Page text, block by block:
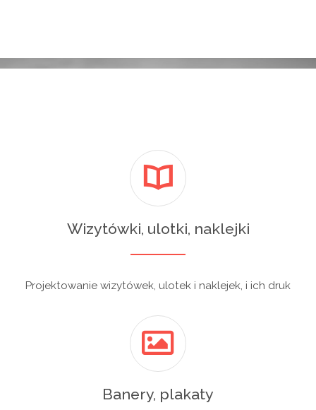
Wizytówki, ulotki, naklejki
Projektowanie wizytówek, ulotek i naklejek, i ich druk
Banery, plakaty